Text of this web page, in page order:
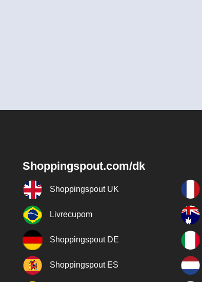
Shoppingspout.com/dk
Shoppingspout UK
Livrecupom
Shoppingspout DE
Shoppingspout ES